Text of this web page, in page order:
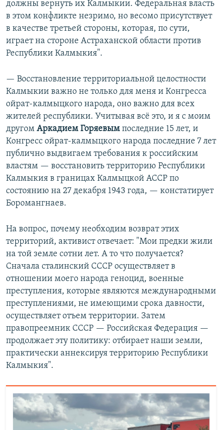
должны вернуть их Калмыкии. Федеральная власть
в этом конфликте незримо, но весомо присутствует
в качестве третьей стороны, которая, по сути,
играет на стороне Астраханской области против
Республики Калмыкия".
— Восстановление территориальной целостности
Калмыкии важно не только для меня и Конгресса
ойрат-калмыцкого народа, оно важно для всех
жителей республики. Учитывая всё это, и я с моим
другом Аркадием Горяевым последние 15 лет, и
Конгресс ойрат-калмыцкого народа последние 7 лет
публично выдвигаем требования к российским
властям — восстановить территорию Республики
Калмыкия в границах Калмыцкой АССР по
состоянию на 27 декабря 1943 года, — констатирует
Боромангнаев.
На вопрос, почему необходим возврат этих
территорий, активист отвечает: "Мои предки жили
на той земле сотни лет. А то что получается?
Сначала сталинский СССР осуществляет в
отношении моего народа геноцид, военные
преступления, которые являются международными
преступлениями, не имеющими срока давности,
осуществляет отъем территории. Затем
правопреемник СССР — Российская Федерация —
продолжает эту политику: отбирает наши земли,
практически аннексируя территорию Республики
Калмыкия".